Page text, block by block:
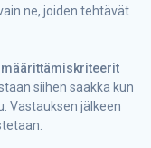
ne, joiden tehtävät
siihen saakka kun
Vastauksen jälkeen